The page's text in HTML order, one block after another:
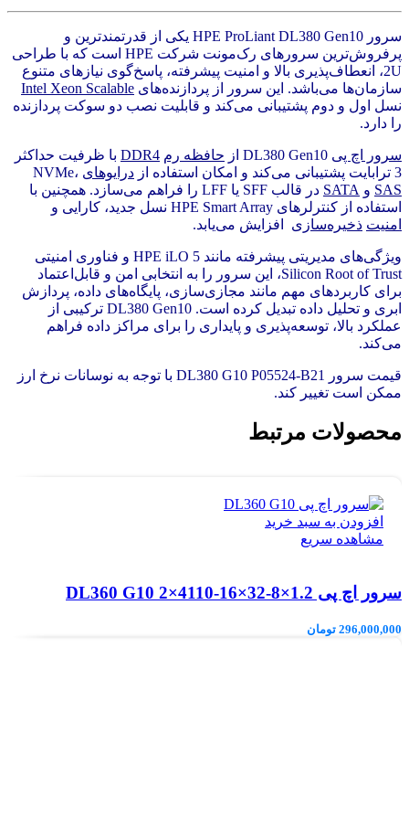
سرور HPE ProLiant DL380 Gen10 یکی از قدرتمندترین و
پرفروش‌ترین سرورهای رک‌مونت شرکت HPE است که با طراحی
2U، انعطاف‌پذیری بالا و امنیت پیشرفته، پاسخ‌گوی نیازهای متنوع
سازمان‌ها می‌باشد. این سرور از پردازنده‌های Intel Xeon Scalable
نسل اول و دوم پشتیبانی می‌کند و قابلیت نصب دو سوکت پردازنده
را دارد.
سرور اچ پی حافظه رم DDR4 با ظرفیت حداکثر
3 ترابایت پشتیبانی می‌کند و امکان استفاده از
درایوهای
SAS و SATA
در قالب SFF یا LFF را فراهم می‌سازد. همچنین با
استفاده از کنترلرهای HPE Smart Array نسل جدید، کارایی و
امنیت ذخیره‌سازی افزایش می‌یابد.
ویژگی‌های مدیریتی پیشرفته مانند HPE iLO 5 و فناوری امنیتی
Silicon Root of Trust، این سرور را به انتخابی امن و قابل‌اعتماد
برای کاربردهای مهم مانند مجازی‌سازی، پایگاه‌های داده، پردازش
ابری و تحلیل داده تبدیل کرده است. DL380 Gen10 ترکیبی از
عملکرد بالا، توسعه‌پذیری و پایداری را برای مراکز داده فراهم
می‌کند.
قیمت سرور DL380 G10 P05524-B21 با توجه به نوسانات نرخ ارز
ممکن است تغییر کند.
محصولات مرتبط
افزودن به سبد خرید
مشاهده سریع
سرور اچ پی DL360 G10 2×4110-16×32-8×1.2
296,000,000 تومان